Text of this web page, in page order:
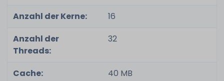
Anzahl der Kerne:
16
Anzahl der
Threads:
32
Cache:
40 MB